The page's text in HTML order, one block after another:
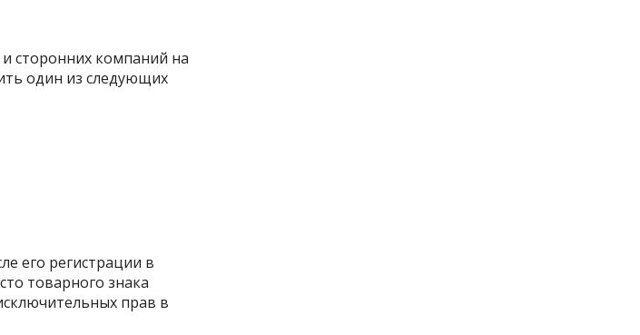
и сторонних компаний на
один из следующих
его регистрации в
товарного знака
прав в